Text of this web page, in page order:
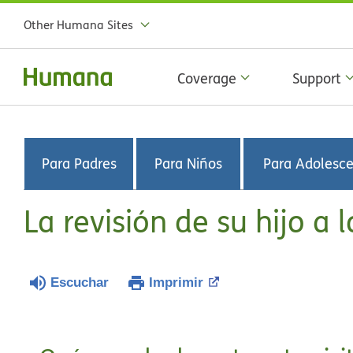
Other Humana Sites
Coverage Support
Para Padres Para Niños Para
La revisión de su hijo a
Escuchar Imprimir